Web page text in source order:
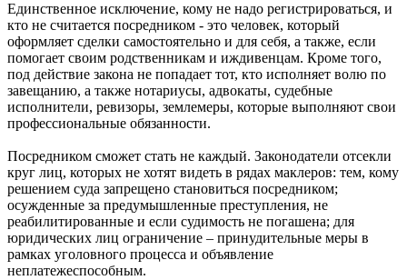
Единственное исключение, кому не надо регистрироваться, и
кто не считается посредником - это человек, который
оформляет сделки самостоятельно и для себя, а также, если
помогает своим родственникам и иждивенцам. Кроме того,
под действие закона не попадает тот, кто исполняет волю по
завещанию, а также нотариусы, адвокаты, судебные
исполнители, ревизоры, землемеры, которые выполняют свои
профессиональные обязанности.
Посредником сможет стать не каждый. Законодатели отсекли
круг лиц, которых не хотят видеть в рядах маклеров: тем, кому
решением суда запрещено становиться посредником;
осужденные за предумышленные преступления, не
реабилитированные и если судимость не погашена; для
юридических лиц ограничение – принудительные меры в
рамках уголовного процесса и объявление
неплатежеспособным.